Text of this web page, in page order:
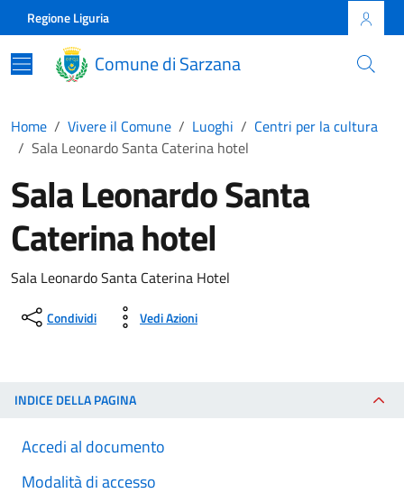
Skip to main content
Comune di Sarzana
Regione Liguria
Comune di Sarzana
Home Vivere il Comune Luoghi
Centri per la cultura
Sala Leonardo Santa Caterina hotel
Sala Leonardo Santa
Caterina hotel
Sala Leonardo Santa Caterina Hotel
Condividi Vedi Azioni
INDICE DELLA PAGINA
Accedi al documento
Modalità di accesso